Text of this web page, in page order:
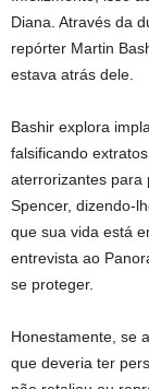
Diana. Através da
repórter Martin
estava atrás dele.
Bashir explora
falsificando
aterrorizantes para
Spencer, dizendo-
que sua vida está
entrevista ao
se proteger.
Honestamente, se
que deveria ter